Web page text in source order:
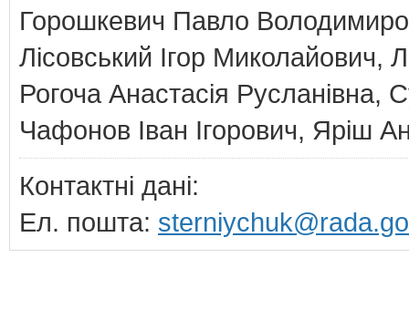
Горошкевич Павло
Лісовський Ігор Миколайович,
Рогоча Анастасія Русланівна,
Чафонов Іван Ігорович, Яріш
Контактні дані:
Ел. пошта: